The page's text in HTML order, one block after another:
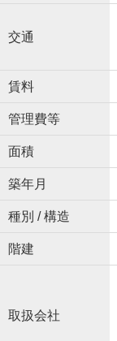
交通
賃料
管理費等
面積
築年月
種別 / 構造
階建
取扱会社